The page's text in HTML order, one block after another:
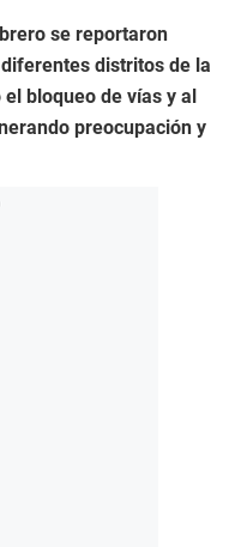
se reportaron
distritos de la
bloqueo de vías y al
preocupación y